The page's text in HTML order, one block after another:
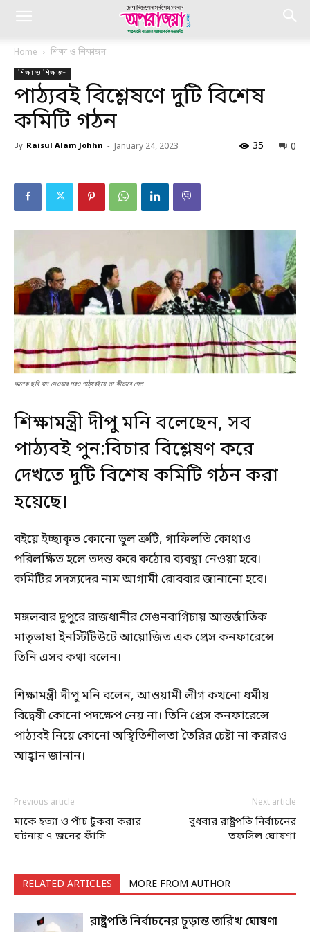
Home শিক্ষা ও শিক্ষাঙ্গন
শিক্ষা ও শিক্ষাঙ্গন
পাঠ্যবই বিশ্লেষণে দুটি বিশেষ
কমিটি গঠন
By Raisul Alam Johhn - January 24, 2023 0
35
অনেক ছবি বাদ দেওয়ার পরও পাঠ্যবইয়ে তা কীভাবে গেল
শিক্ষামন্ত্রী দীপু মনি বলেছেন, সব
পাঠ্যবই পুন:বিচার বিশ্লেষণ করে
দেখতে দুটি বিশেষ কমিটি গঠন করা
হয়েছে।
বইয়ে ইচ্ছাকৃত কোনো ভুল ত্রুটি, গাফিলতি কোথাও
পরিলক্ষিত হলে তদন্ত করে কঠোর ব্যবস্থা নেওয়া হবে।
কমিটির সদস্যদের নাম আগামী রোববার জানানো হবে।
মঙ্গলবার দুপুরে রাজধানীর সেগুনবাগিচায় আন্তর্জাতিক
মাতৃভাষা ইনস্টিটিউটে আয়োজিত এক প্রেস কনফারেন্সে
তিনি এসব কথা বলেন।
শিক্ষামন্ত্রী দীপু মনি বলেন, আওয়ামী লীগ কখনো ধর্মীয়
বিদ্বেষী কোনো পদক্ষেপ নেয় না। তিনি প্রেস কনফারেন্সে
পাঠ্যবই নিয়ে কোনো অস্থিতিশীলতা তৈরির চেষ্টা না করারও
আহ্বান জানান।
Previous article
মাকে হত্যা ও পাঁচ টুকরা করার
ঘটনায় ৭ জনের ফাঁসি
Next article
বুধবার রাষ্ট্রপতি নির্বাচনের
তফসিল ঘোষণা
RELATED ARTICLES MORE FROM AUTHOR
রাষ্ট্রপতি নির্বাচনের চূড়ান্ত তারিখ ঘোষণা